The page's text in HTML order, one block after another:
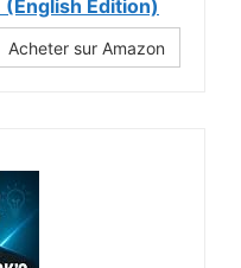
Edition)
Acheter sur Amazon